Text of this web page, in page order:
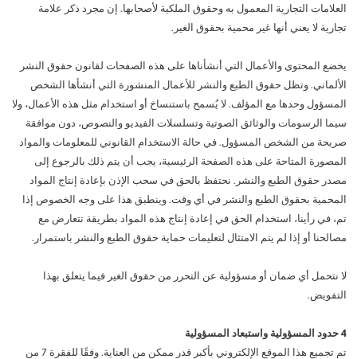
العلامات التجارية المعمول به وحقوق الملكية لأصحابها. إن مجرد ذكر علامة
تجارية لا يعني أنها غير محمية بحقوق الغير.
يخضع المحتوى والأعمال التي أنشأناها على هذه الصفحات لقانون حقوق النشر
الألماني. وتظل حقوق الطبع والنشر للأعمال المنشورة التي أنشأها الشخص
المسؤول وحدها مع المؤلف. لا يُسمح باستنساخ أو استخدام مثل هذه الأعمال، ولا
سيما الرسومات والوثائق الصوتية وتسلسلات الفيديو والنصوص، دون موافقة
صريحة من الشخص المسؤول. في حالة الاستخدام القانوني للمعلومات والمواد
المصورة المتاحة على هذه الصفحة الرئيسية، يجب أن يتم ذلك بالرجوع إلى
مصدر حقوق الطبع والنشر. نحتفظ بالحق في سحب الإذن بإعادة إنتاج المواد
المحمية بحقوق الطبع والنشر في أي وقت. وينطبق هذا على وجه الخصوص إذا
تم، في رأينا، استخدام الحق في إعادة إنتاج هذه المواد بطريقة تتعارض مع
مصالحنا أو إذا لم يتم الامتثال لتعليمات حماية حقوق الطبع والنشر باستمرار.
لا نتحمل أي ضمان أو مسؤولية عن التحرر من حقوق الغير فيما يتعلق بهذا
التفويض.
4 حدود المسؤولية واستبعاد المسؤولية
تم تجميع هذا الموقع الإلكتروني بأكبر قدر ممكن من العناية. وفقًا للفقرة 7 من